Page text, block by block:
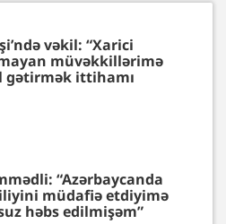
vəkil: “Xarici
müvəkkillərimə
gətirmək ittihamı
“Azərbaycanda
müdafiə etdiyimə
həbs edilmişəm”